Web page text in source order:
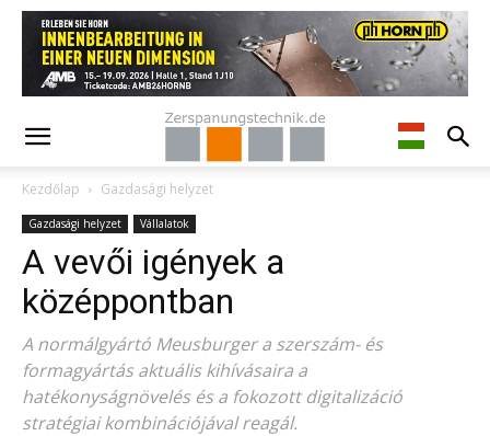
Kezdőlap Gazdasági helyzet
Gazdasági helyzet Vállalatok
A vevői igények a
középpontban
A normálgyártó Meusburger a szerszám- és
formagyártás aktuális kihívásaira a
hatékonyságnövelés és a fokozott digitalizáció
stratégiai kombinációjával reagál.